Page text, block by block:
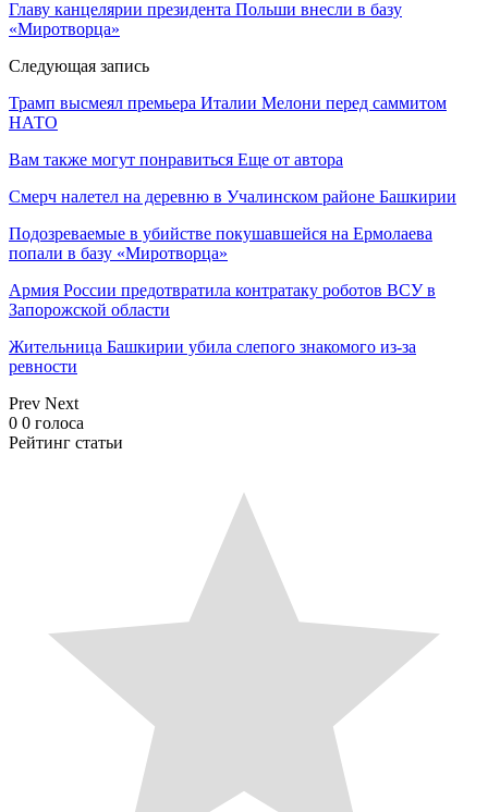
Главу канцелярии президента Польши внесли в базу
«Миротворца»
Следующая запись
Трамп высмеял премьера Италии Мелони перед саммитом
НАТО
Вам также могут понравиться Еще от автора
Смерч налетел на деревню в Учалинском районе Башкирии
Подозреваемые в убийстве покушавшейся на Ермолаева
попали в базу «Миротворца»
Армия России предотвратила контратаку роботов ВСУ в
Запорожской области
Жительница Башкирии убила слепого знакомого из-за
ревности
Prev Next
0 0 голоса
Рейтинг статьи